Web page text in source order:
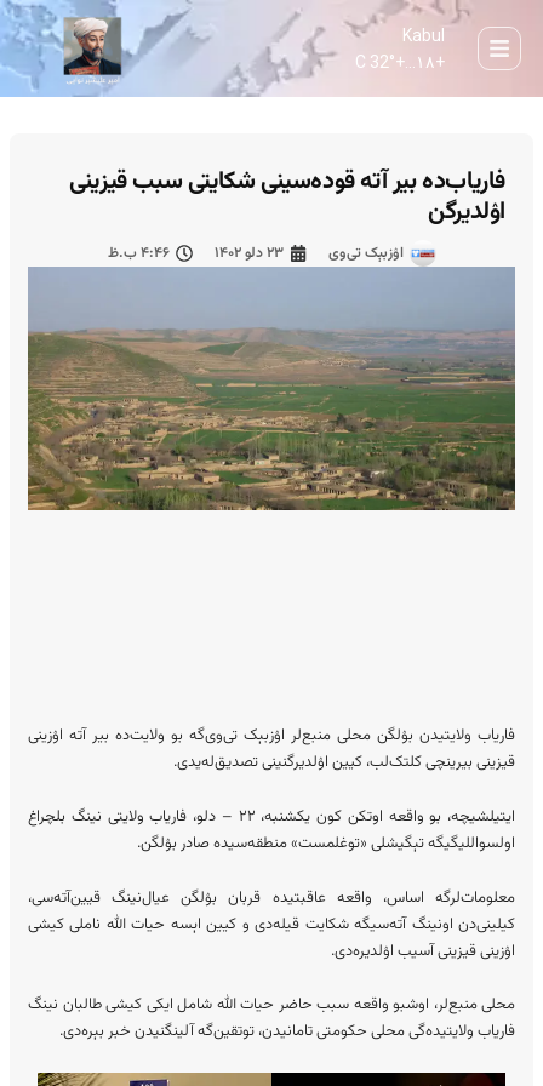
Kabul
+۱۸... +
32° C
فاریاب‌ده بیر آته‌ قوده‌سینی شکایتی سبب قیزینی
اۉلدیرگن
اۉزبېک تی‌وی ۲۳ دلو ۱۴۰۲ ۴:۴۶ ب.ظ
فاریاب ولایتیدن بۉلگن محلی منبع‌لر اۉزبېک تی‌وی‌گه بو ولایت‌ده بیر آته اۉزینی
قیزینی بیرینچی کلتک‌لب، کیین اۉلدیرگنینی تصدیق‌له‌یدی.
ایتیلشیچه، بو واقعه اوتکن کون یکشنبه، ۲۲ – دلو، فاریاب ولایتی نینگ بلچراغ
اولسواللیگیگه تېگیشلی «توغلمست» منطقه‌سیده صادر بۉلگن.
معلومات‌لرگه اساس، واقعه عاقبتیده قربان بۉلگن عیال‌نینگ قیین‌آته‌سی،
کیلینی‌دن اونینگ آته‌سیگه شکایت قیله‌دی و کیین اېسه حیات الله ناملی کیشی
اۉزینی قیزینی آسیب اۉلدیره‌دی.
محلی منبع‌لر، اوشبو واقعه‌ سبب حاضر حیات الله شامل ایکی کیشی طالبان نینگ
فاریاب ولایتیده‌گی محلی حکومتی تامانیدن، توتقین‌گه آلینگنیدن خبر بېره‌دی.